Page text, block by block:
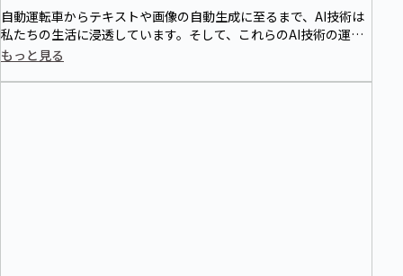
自動運転車からテキストや画像の自動生成に至るまで、AI技術は
私たちの生活に浸透しています。そして、これらのAI技術の運用
を支えるのがAI基盤です。本記事では、AI基盤の概要を紹介し、
もっと見る